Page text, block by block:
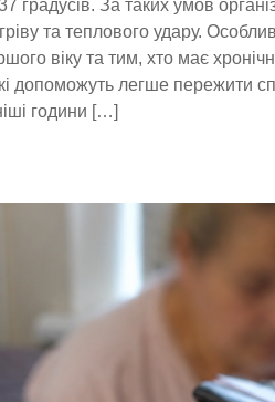
градусів. За таких умов
та теплового удару.
віку та тим, хто має
допоможуть легше пережити
години […]